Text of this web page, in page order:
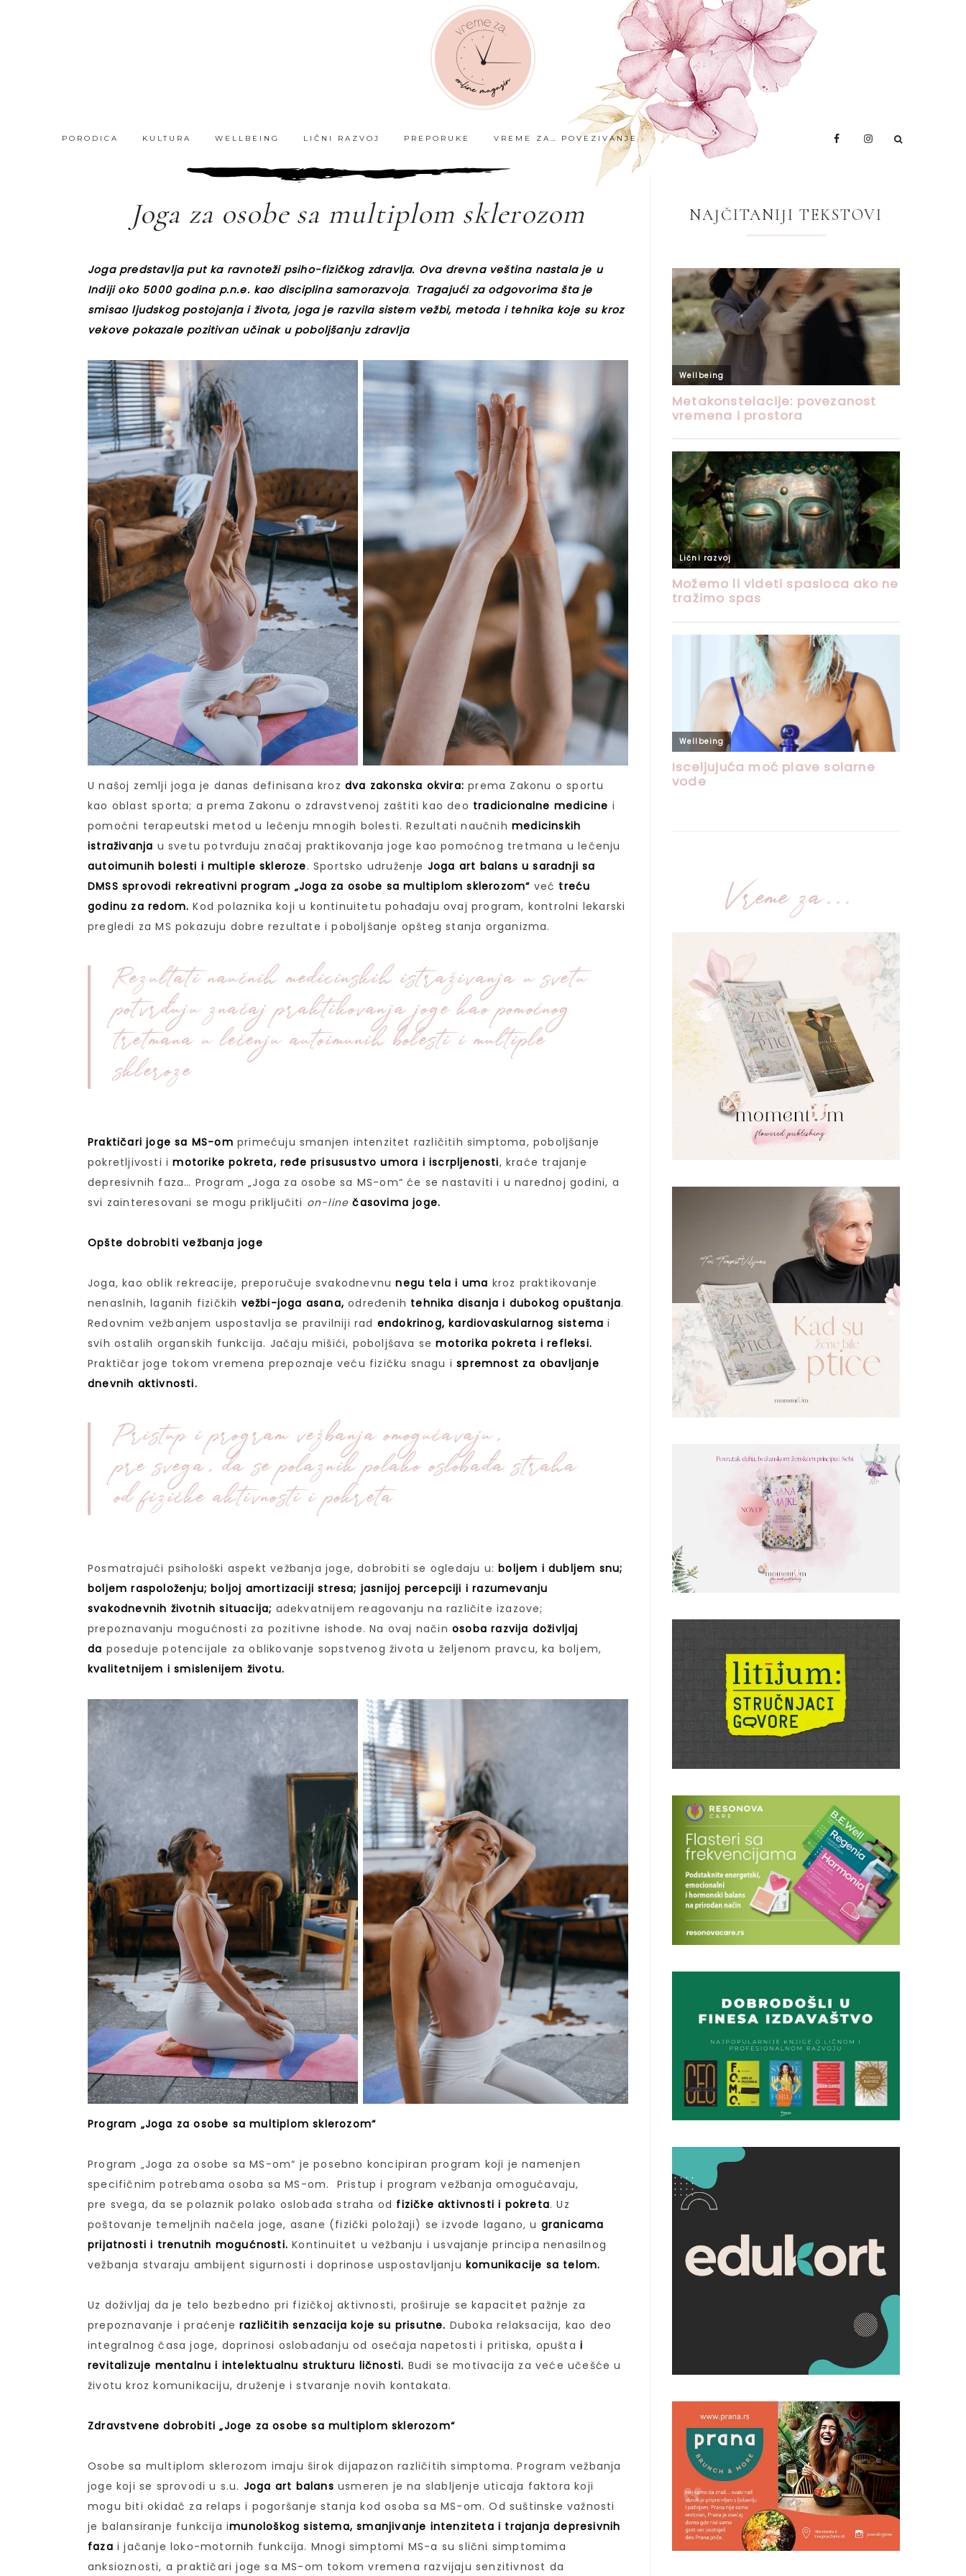
PORODICA KULTURA WELLBEING LIČNI RAZVOJ PREPORUKE VREME ZA… POVEZIVANJE
Joga za osobe sa multiplom sklerozom
Joga predstavlja put ka ravnoteži psiho-fizičkog zdravlja. Ova drevna veština nastala je u
Indiji oko 5000 godina p.n.e. kao disciplina samorazvoja. Tragajući za odgovorima šta je
smisao ljudskog postojanja i života, joga je razvila sistem vežbi, metoda i tehnika koje su kroz
vekove pokazale pozitivan učinak u poboljšanju zdravlja
U našoj zemlji joga je danas definisana krozdva zakonska okvira: prema Zakonu o sportu
kao oblast sporta; a prema Zakonu o zdravstvenoj zaštiti kao deo tradicionalne medicine i
pomoćni terapeutski metod u lečenju mnogih bolesti. Rezultati naučnih medicinskih
istraživanja u svetu potvrđuju značaj praktikovanja joge kao pomoćnog tretmana u lečenju
autoimunih bolesti i multiple skleroze. Sportsko udruženje Joga art balans u saradnji sa
DMSS sprovodi rekreativni program „Joga za osobe sa multiplom sklerozom“ već treću
godinu za redom. Kod polaznika koji u kontinuitetu pohađaju ovaj program, kontrolni lekarski
pregledi za MS pokazuju dobre rezultate i poboljšanje opšteg stanja organizma.
Rezultati naučnih medicinskih istraživanja u svetu
potvrđuju značaj praktikovanja joge kao pomoćnog
tretmana u lečenju autoimunih bolesti i multiple
skleroze
Praktičari joge sa MS-om primećuju smanjen intenzitet različitih simptoma, poboljšanje
pokretljivosti imotorike pokreta, ređe prisusustvo umora i iscrpljenosti, kraće trajanje
depresivnih faza… Program „Joga za osobe sa MS-om“ će se nastaviti i u narednoj godini, a
svi zainteresovani se mogu priključiti on-line časovima joge.
Opšte dobrobiti vežbanja joge
Joga, kao oblik rekreacije, preporučuje svakodnevnunegu tela i uma kroz praktikovanje
nenaslnih, laganih fizičkih vežbi-joga asana,određenih tehnika disanja i dubokog opuštanja.
Redovnim vežbanjem uspostavlja se pravilniji rad endokrinog, kardiovaskularnog sistema i
svih ostalih organskih funkcija. Jačaju mišići, poboljšava semotorika pokreta i refleksi.
Praktičar joge tokom vremena prepoznaje veću fizičku snagu ispremnost za obavljanje
dnevnih aktivnosti.
Pristup i program vežbanja omogućavaju,
pre svega, da se polaznik polako oslobađa straha
od fizičke aktivnosti i pokreta
Posmatrajući psihološki aspekt vežbanja joge, dobrobiti se ogledaju u:boljem i dubljem snu;
boljem raspoloženju; boljoj amortizaciji stresa; jasnijoj percepciji i razumevanju
svakodnevnih životnih situacija; adekvatnijem reagovanju na različite izazove;
prepoznavanju mogućnosti za pozitivne ishode. Na ovaj načinosoba razvija doživljaj
da poseduje potencijale za oblikovanje sopstvenog života u željenom pravcu, ka boljem,
kvalitetnijem i smislenijem životu.
Program „Joga za osobe sa multiplom sklerozom“
Program „Joga za osobe sa MS-om“ je posebno koncipiran program koji je namenjen
specifičnim potrebama osoba sa MS-om. Pristup i program vežbanja omogućavaju,
pre svega, da se polaznik polako oslobađa straha od fizičke aktivnosti i pokreta. Uz
poštovanje temeljnih načela joge, asane (fizički položaji) se izvode lagano, u granicama
prijatnosti i trenutnih mogućnosti.Kontinuitet u vežbanju i usvajanje principa nenasilnog
vežbanja stvaraju ambijent sigurnosti i doprinose uspostavljanju komunikacije sa telom.
Uz doživljaj da je telo bezbedno pri fizičkoj aktivnosti, proširuje se kapacitet pažnje za
prepoznavanje i praćenje različitih senzacija koje su prisutne. Duboka relaksacija, kao deo
integralnog časa joge, doprinosi oslobađanju od osećaja napetosti i pritiska, opuštai
revitalizuje mentalnu i intelektualnu strukturu ličnosti. Budi se motivacija za veće učešće u
životu kroz komunikaciju, druženje i stvaranje novih kontakata.
Zdravstvene dobrobiti „Joge za osobe sa multiplom sklerozom“
Osobe sa multiplom sklerozom imaju širok dijapazon različitih simptoma. Program vežbanja
joge koji se sprovodi u s.u. Joga art balansusmeren je na slabljenje uticaja faktora koji
mogu biti okidač za relaps i pogoršanje stanja kod osoba sa MS-om. Od suštinske važnosti
je balansiranje funkcija imunološkog sistema, smanjivanje intenziteta i trajanja depresivnih
faza i jačanje loko-motornih funkcija. Mnogi simptomi MS-a su slični simptomima
anksioznosti, a praktičari joge sa MS-om tokom vremena razvijaju senzitivnost da
NAJČITANIJI TEKSTOVI
Vreme za...